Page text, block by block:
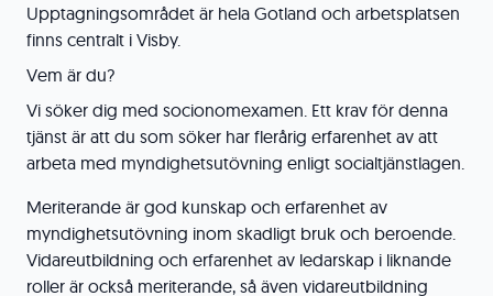
Upptagningsområdet är hela Gotland och arbetsplatsen
finns centralt i Visby.
Vem är du?
Vi söker dig med socionomexamen. Ett krav för denna
tjänst är att du som söker har flerårig erfarenhet av att
arbeta med myndighetsutövning enligt socialtjänstlagen.
Meriterande är god kunskap och erfarenhet av
myndighetsutövning inom skadligt bruk och beroende.
Vidareutbildning och erfarenhet av ledarskap i liknande
roller är också meriterande, så även vidareutbildning